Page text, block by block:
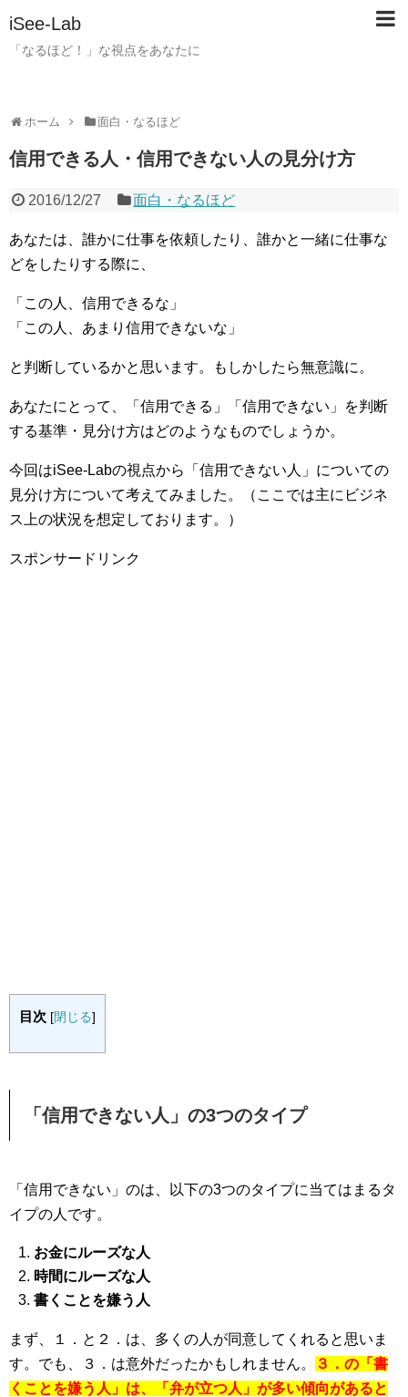
iSee-Lab
「なるほど！」な視点をあなたに
ホーム 面白・なるほど
信用できる人・信用できない人の見分け方
2016/12/27 面白・なるほど
あなたは、誰かに仕事を依頼したり、誰かと一緒に仕事な
どをしたりする際に、
「この人、信用できるな」
「この人、あまり信用できないな」
と判断しているかと思います。もしかしたら無意識に。
あなたにとって、「信用できる」「信用できない」を判断
する基準・見分け方はどのようなものでしょうか。
今回はiSee-Labの視点から「信用できない人」についての
見分け方について考えてみました。（ここでは主にビジネ
ス上の状況を想定しております。）
スポンサードリンク
目次 [閉じる]
「信用できない人」の3つのタイプ
「信用できない」のは、以下の3つのタイプに当てはまるタ
イプの人です。
お金にルーズな人
時間にルーズな人
書くことを嫌う人
まず、１．と２．は、多くの人が同意してくれると思いま
す。でも、３．は意外だったかもしれません。
３．の「書
くことを嫌う人」は、「弁が立つ人」が多い傾向があると